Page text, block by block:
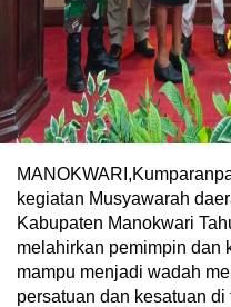
kegiatan Musyawarah
Kabupaten Manokwari
melahirkan pemimpin dan
mampu menjadi wadah
persatuan dan kesatuan di